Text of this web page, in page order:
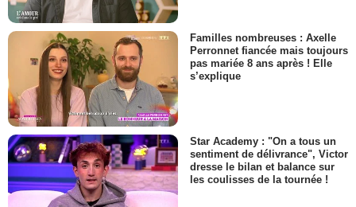
Familles nombreuses : Axelle
Perronnet fiancée mais toujours
pas mariée 8 ans après ! Elle
s’explique
Star Academy : "On a tous un
sentiment de délivrance", Victor
dresse le bilan et balance sur
les coulisses de la tournée !